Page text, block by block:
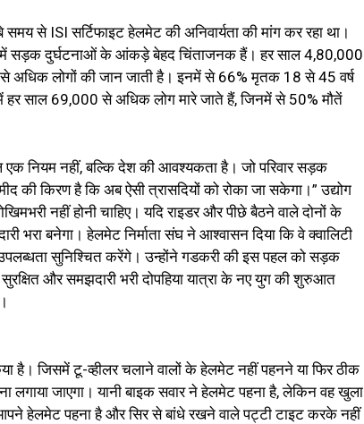
से ISI सर्टिफाइट हेलमेट की अनिवार्यता की मांग कर रहा था।
में सड़क दुर्घटनाओं के आंकड़े बेहद चिंताजनक हैं। हर साल 4,80,000
अधिक लोगों की जान जाती है। इनमें से 66% मृतक 18 से 45 वर्ष
हर साल 69,000 से अधिक लोग मारे जाते हैं, जिनमें से 50% मौतें
नियम नहीं, बल्कि देश की आवश्यकता है। जो परिवार सड़क
किरण है कि अब ऐसी त्रासदियों को रोका जा सकेगा।” उद्योग
नहीं होनी चाहिए। यदि राइडर और पीछे बैठने वाले दोनों के
भरा बनेगा। हेलमेट निर्माता संघ ने आश्वासन दिया कि वे क्वालिटी
सुनिश्चित करेंगे। उन्होंने गडकरी की इस पहल को सड़क
और समझदारी भरी दोपहिया यात्रा के नए युग की शुरुआत
है। जिसमें टू-व्हीलर चलाने वालों के हेलमेट नहीं पहनने या फिर ठीक
जाएगा। यानी बाइक सवार ने हेलमेट पहना है, लेकिन वह खुला
हेलमेट पहना है और सिर से बांधे रखने वाले पट्टी टाइट करके नहीं